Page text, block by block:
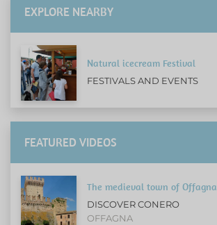
EXPLORE NEARBY
Natural icecream Festival
FESTIVALS AND EVENTS
FEATURED VIDEOS
The medieval town of Offagna
DISCOVER CONERO
OFFAGNA